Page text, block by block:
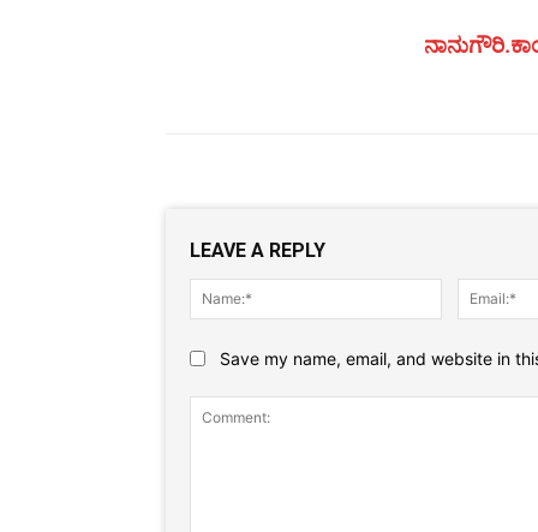
LEAVE A REPLY
Name:*
Save my name, email, and website in